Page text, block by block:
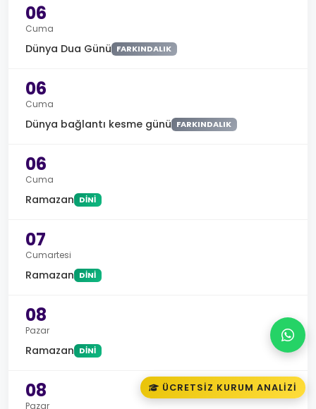
06
Cuma
Dünya Dua Günü FARKINDALIK
06
Cuma
Dünya bağlantı kesme günü FARKINDALIK
06
Cuma
Ramazan DINI
07
Cumartesi
Ramazan DINI
08
Pazar
Ramazan DINI
08
Pazar
ÜCRETSIZ KURUM ANALIZI